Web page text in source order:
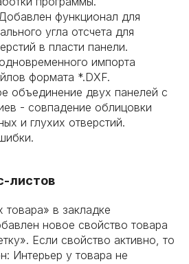
функционал для
угла отсчета для
в пласти панели.
импорта
формата *.DXF.
объединение двух панелей с
- совпадение облицовки
и глухих отверстий.
листов
в закладке
новое свойство товара
Если свойство активно, то
Интерьер у товара не